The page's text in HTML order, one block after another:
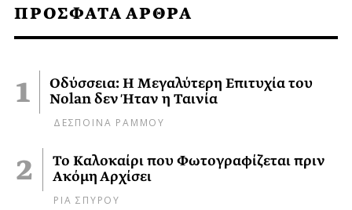
ΠΡΟΣΦΑΤΑ ΑΡΘΡΑ
Οδύσσεια: Η Μεγαλύτερη Επιτυχία του
Nolan δεν Ήταν η Ταινία
ΔΕΣΠΟΙΝΑ ΡΑΜΜΟΥ
Το Καλοκαίρι που Φωτογραφίζεται πριν
Ακόμη Αρχίσει
ΡΙΑ ΣΠΥΡΟΥ